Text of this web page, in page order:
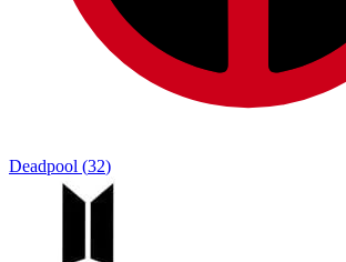
Deadpool (32)